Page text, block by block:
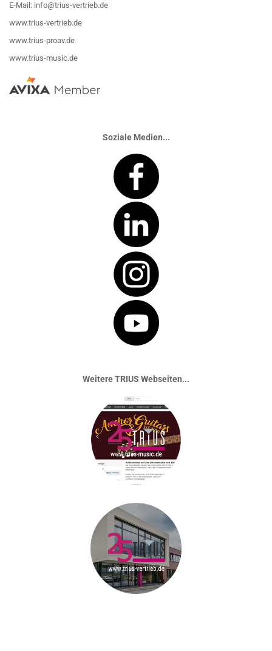
E-Mail: info@trius-vertrieb.de
www.trius-vertrieb.de
www.trius-proav.de
www.trius-music.de
Soziale Medien...
Weitere TRIUS Webseiten...